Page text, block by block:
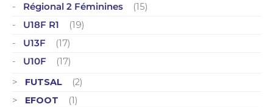
Régional 2 Féminines
(15)
U18F R1
(19)
U13F
(17)
U10F
(17)
FUTSAL
(2)
EFOOT
(1)